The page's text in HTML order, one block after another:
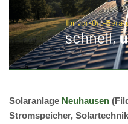
Solaranlage Neuhausen
Stromspeicher,